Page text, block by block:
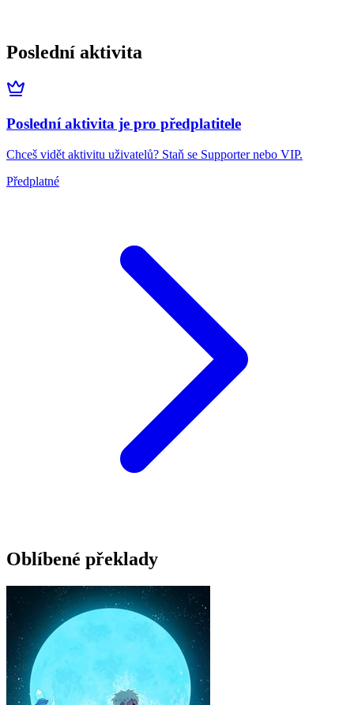
Poslední aktivita
Poslední aktivita je pro předplatitele
Chceš vidět aktivitu uživatelů? Staň se Supporter nebo VIP.
Předplatné
Oblíbené překlady